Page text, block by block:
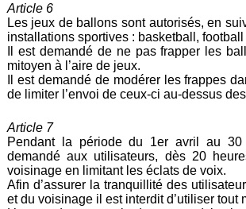
Article 6
Les jeux de ballons sont autorisés, en
installations sportives : basketball,
Il est demandé de ne pas frapper les
mitoyen à l’aire de jeux.
Il est demandé de modérer les frappes
de limiter l’envoi de ceux-ci au-dessus
Article 7
Pendant la période du 1er avril au 30
demandé aux utilisateurs, dès 20
voisinage en limitant les éclats de voix.
Afin d’assurer la tranquillité des
et du voisinage il est interdit d’utiliser tout